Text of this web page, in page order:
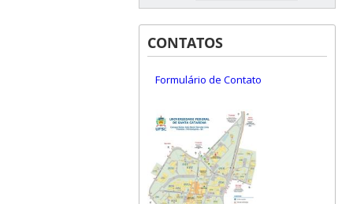
CONTATOS
Formulário de Contato